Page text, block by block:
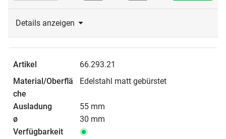
Details anzeigen
66.293.21
Edelstahl matt gebürstet
55 mm
30 mm